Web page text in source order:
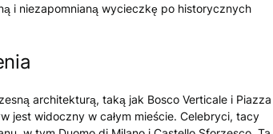
i niezapomnianą wycieczkę po historycznych
architekturą, taką jak Bosco Verticale i Piazza
jest widoczny w całym mieście. Celebryci, tacy